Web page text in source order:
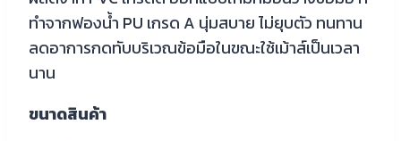
ทำจากฟองน้ำ PU เกรด A นุ่มสบาย ไม่ยุบตัว ทนทาน
ลดอาการกดทับบริเวณข้อมือในขณะใช้เม้าส์เป็นเวลา
นาน
ขนาดสินค้า